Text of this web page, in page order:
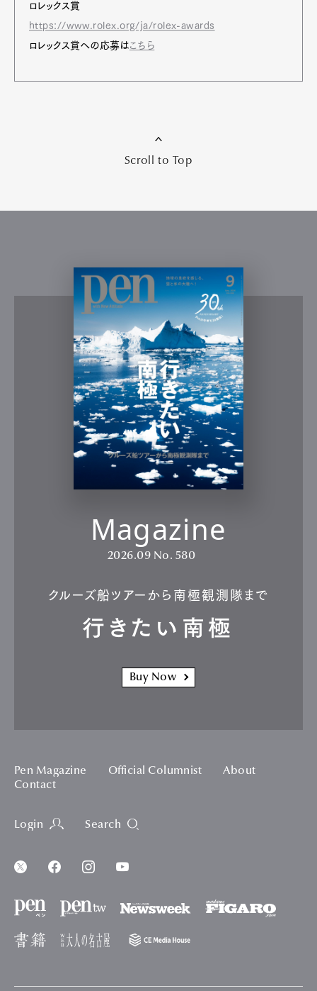
ロレックス賞
https://www.rolex.org/ja/rolex-awards
ロレックス賞への応募はこちら
Scroll to Top
Magazine
2026.09 No. 580
クルーズ船ツアーから南極観測隊まで
行きたい南極
Buy Now
Pen Magazine Official Columnist
About
Contact
Login Search